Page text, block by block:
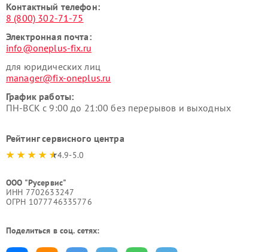
Контактный телефон:
8 (800) 302-71-75
Электронная почта:
info@oneplus-fix.ru
для юридических лиц
manager@fix-oneplus.ru
График работы:
ПН-ВСК с 9:00 до 21:00 без перерывов и выходных
Рейтинг сервисного центра
4.9-5.0
ООО "Русервис"
ИНН 7702633247
ОГРН 1077746335776
Поделиться в соц. сетях: